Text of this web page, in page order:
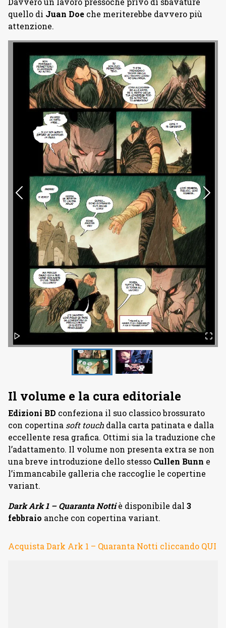
quello di Juan Doe che meriterebbe davvero più
attenzione.
Il volume e la cura editoriale
Edizioni BD confeziona il suo classico brossurato
con copertina soft touch dalla carta patinata e dalla
eccellente resa grafica. Ottimi sia la traduzione che
l’adattamento. Il volume non presenta extra se non
una breve introduzione dello stesso Cullen Bunn e
l’immancabile galleria che raccoglie le copertine
variant.
Dark Ark 1 – Quaranta Nottiè disponibile dal 3
febbraio anche con copertina variant.
Acquista Dark Ark 1 – Quaranta Notti cliccando QUI